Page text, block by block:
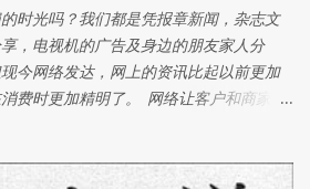
皿仍然一样白，没有变化。 一个星期
现一团青色及白色的霉菌。 一个星期
饭上面长出青色的霉菌。 而在坏话培养
色的霉菌。 两个星期后，好话培养皿里
。由于培养皿里有很多霉菌派出二氧化
时光吗？我们都是凭报章新闻，杂志文
，电视机的广告及身边的朋友家人分
今网络发达，网上的资讯比起以前更加
费时更加精明了。 网络让客户和商家有
了这些网络的方便。 网评分数真的那么